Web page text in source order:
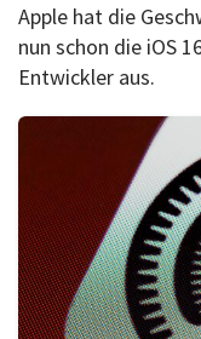
Apple hat die
nun schon die iOS
Entwickler aus.